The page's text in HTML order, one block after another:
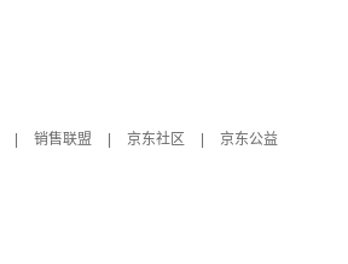
销售联盟 京东社区
京东公益